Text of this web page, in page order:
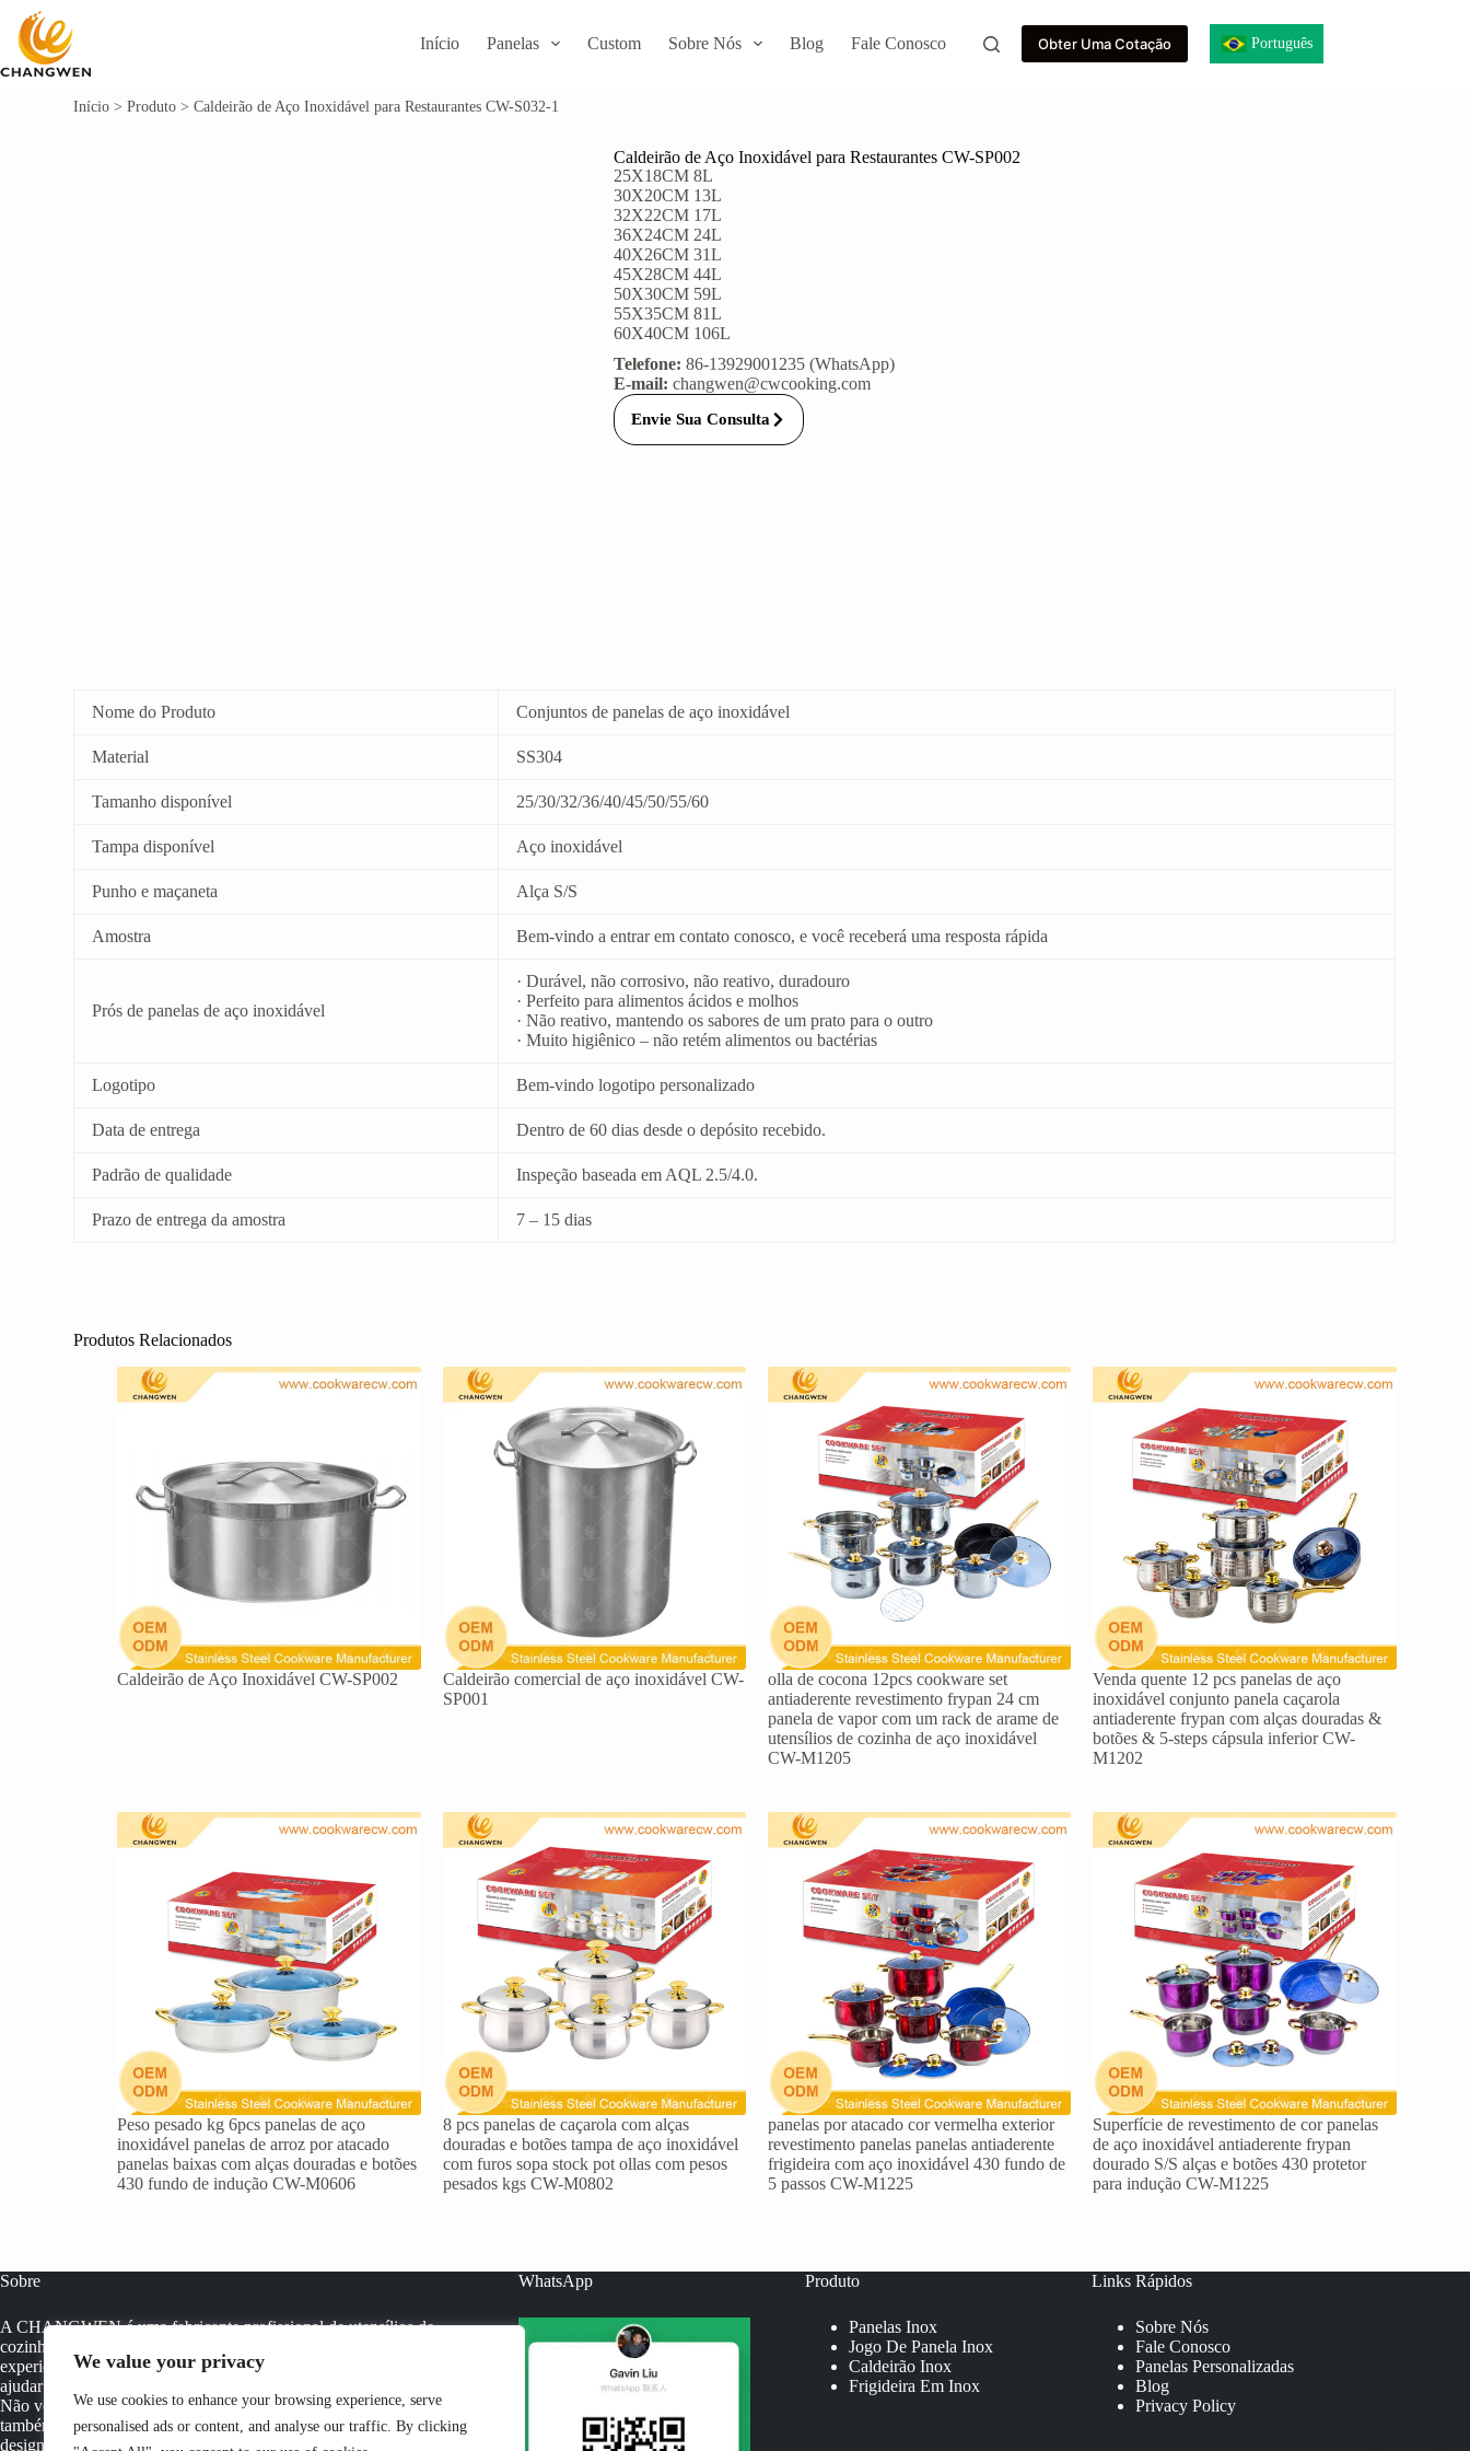
We value your privacy
We use cookies to enhance your browsing experience, serve
personalised ads or content, and analyse our traffic. By clicking
Início Panelas Custom Sobre Nós Blog Fale Conosco Obter Uma Cotação Português
Início >Produto >Caldeirão de Aço Inoxidável para Restaurantes CW-S032-1
Caldeirão de Aço Inoxidável para Restaurantes CW-SP002
25X18CM 8L
30X20CM 13L
32X22CM 17L
36X24CM 24L
40X26CM 31L
45X28CM 44L
50X30CM 59L
55X35CM 81L
60X40CM 106L
Telefone: 86-13929001235 (WhatsApp)
E-mail: changwen@cwcooking.com
Envie Sua Consulta
Nome do Produto Conjuntos de panelas de aço inoxidável
Material SS304
Tamanho disponível 25/30/32/36/40/45/50/55/60
Tampa disponível Aço inoxidável
Punho e maçaneta Alça S/S
Amostra Bem-vindo a entrar em contato conosco, e você receberá uma resposta rápida
Prós de panelas de aço inoxidável
· Durável, não corrosivo, não reativo, duradouro
· Perfeito para alimentos ácidos e molhos
· Não reativo, mantendo os sabores de um prato para o outro
· Muito higiênico – não retém alimentos ou bactérias
Logotipo Bem-vindo logotipo personalizado
Data de entrega Dentro de 60 dias desde o depósito recebido.
Padrão de qualidade Inspeção baseada em AQL 2.5/4.0.
Prazo de entrega da amostra 7 – 15 dias
Produtos Relacionados
Caldeirão de Aço Inoxidável CW-SP002
Caldeirão comercial de aço inoxidável CW-
SP001
olla de cocona 12pcs cookware set
antiaderente revestimento frypan 24 cm
panela de vapor com um rack de arame de
utensílios de cozinha de aço inoxidável
CW-M1205
Venda quente 12 pcs panelas de aço
inoxidável conjunto panela caçarola
antiaderente frypan com alças douradas &
botões & 5-steps cápsula inferior CW-
M1202
Peso pesado kg 6pcs panelas de aço
inoxidável panelas de arroz por atacado
panelas baixas com alças douradas e botões
430 fundo de indução CW-M0606
8 pcs panelas de caçarola com alças
douradas e botões tampa de aço inoxidável
com furos sopa stock pot ollas com pesos
pesados kgs CW-M0802
panelas por atacado cor vermelha exterior
revestimento panelas panelas antiaderente
frigideira com aço inoxidável 430 fundo de
5 passos CW-M1225
Superfície de revestimento de cor panelas
de aço inoxidável antiaderente frypan
dourado S/S alças e botões 430 protetor
para indução CW-M1225
Sobre
A CHANGWEN é uma fabricante profissional de utensílios de
cozinha de aço inoxidável na China. Temos mais de 20 anos de
experiência na fabricação de utensílios de cozinha, o que pode nos
ajudar a fornecer soluções completas para clientes OEM/ODM.
Não vendemos apenas utensílios de cozinha no atacado, mas
também utensílios de cozinha personalizados de acordo com seu
design.
WhatsApp Produto
Panelas Inox
Jogo De Panela Inox
Caldeirão Inox
Frigideira Em Inox
Links Rápidos
Sobre Nós
Fale Conosco
Panelas Personalizadas
Blog
Privacy Policy